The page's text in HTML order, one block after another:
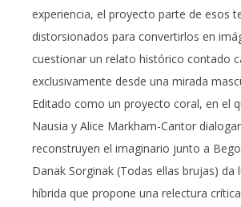
experiencia, el proyecto parte de esos
distorsionados para convertirlos en
cuestionar un relato histórico contado
exclusivamente desde una mirada
Editado como un proyecto coral, en el
Nausia y Alice Markham-Cantor
reconstruyen el imaginario junto a
Danak Sorginak (Todas ellas brujas) da
híbrida que propone una relectura